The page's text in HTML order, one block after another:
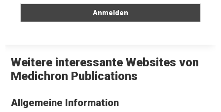
Weitere interessante Websites von
Medichron Publications
Allgemeine Information